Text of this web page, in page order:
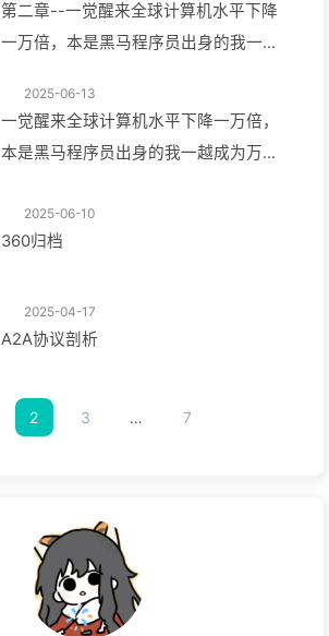
第二章--一觉醒来全球计算机水平下降
一万倍，本是黑马程序员出身的我一越
2025-06-13
一觉醒来全球计算机水平下降一万倍，
本是黑马程序员出身的我一越成为万人
2025-06-10
360归档
2025-04-17
A2A协议剖析
2 3 … 7